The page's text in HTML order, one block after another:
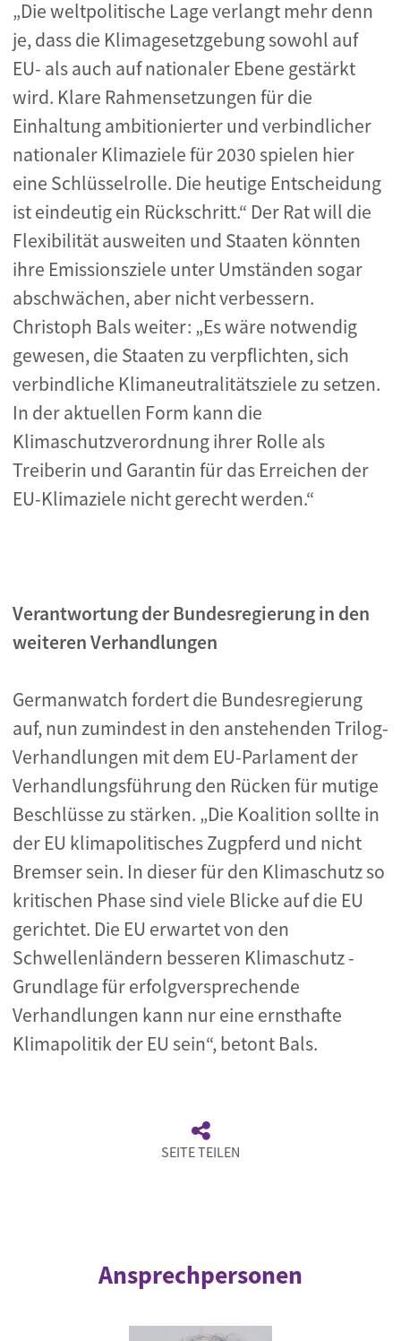
„Die weltpolitische Lage verlangt mehr denn
je, dass die Klimagesetzgebung sowohl auf
EU- als auch auf nationaler Ebene gestärkt
wird. Klare Rahmensetzungen für die
Einhaltung ambitionierter und verbindlicher
nationaler Klimaziele für 2030 spielen hier
eine Schlüsselrolle. Die heutige Entscheidung
ist eindeutig ein Rückschritt.“ Der Rat will die
Flexibilität ausweiten und Staaten könnten
ihre Emissionsziele unter Umständen sogar
abschwächen, aber nicht verbessern.
Christoph Bals weiter: „Es wäre notwendig
gewesen, die Staaten zu verpflichten, sich
verbindliche Klimaneutralitätsziele zu setzen.
In der aktuellen Form kann die
Klimaschutzverordnung ihrer Rolle als
Treiberin und Garantin für das Erreichen der
EU-Klimaziele nicht gerecht werden.“
Verantwortung der Bundesregierung in den
weiteren Verhandlungen
Germanwatch fordert die Bundesregierung
auf, nun zumindest in den anstehenden Trilog-
Verhandlungen mit dem EU-Parlament der
Verhandlungsführung den Rücken für mutige
Beschlüsse zu stärken. „Die Koalition sollte in
der EU klimapolitisches Zugpferd und nicht
Bremser sein. In dieser für den Klimaschutz so
kritischen Phase sind viele Blicke auf die EU
gerichtet. Die EU erwartet von den
Schwellenländern besseren Klimaschutz -
Grundlage für erfolgversprechende
Verhandlungen kann nur eine ernsthafte
Klimapolitik der EU sein“, betont Bals.
SEITE TEILEN
Ansprechpersonen